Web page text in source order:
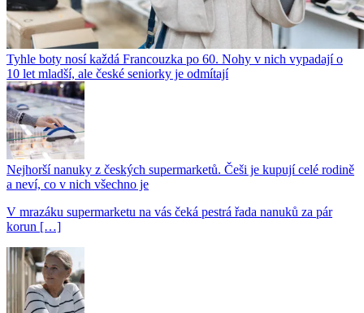
Tyhle boty nosí každá Francouzka po 60. Nohy v nich vypadají o
10 let mladší, ale české seniorky je odmítají
Nejhorší nanuky z českých supermarketů. Češi je kupují celé rodině
a neví, co v nich všechno je
V mrazáku supermarketu na vás čeká pestrá řada nanuků za pár
korun […]